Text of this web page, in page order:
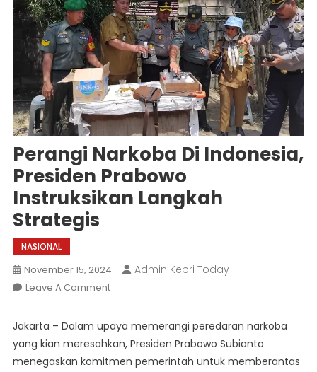
Perangi Narkoba Di Indonesia,
Presiden Prabowo
Instruksikan Langkah
Strategis
NASIONAL
November 15, 2024 Admin Kepri Today
Leave A CommentOn
Di
Indonesia,
Presiden
Jakarta – Dalam upaya memerangi peredaran narkoba
yang kian meresahkan, Presiden Prabowo Subianto
menegaskan komitmen pemerintah untuk memberantas